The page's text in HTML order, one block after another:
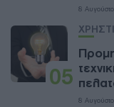
8
05
8